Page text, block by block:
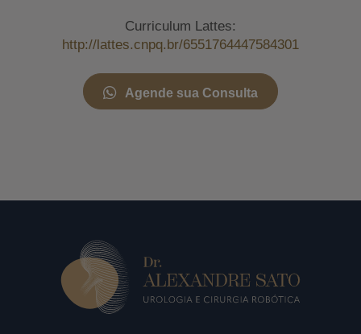
Curriculum Lattes:
http://lattes.cnpq.br/6551764447584301
Agende sua Consulta